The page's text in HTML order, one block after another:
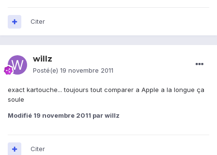
Citer
willz
Posté(e) 19 novembre 2011
exact kartouche... toujours tout comparer a Apple a la longue ça
soule
Modifié 19 novembre 2011 par willz
Citer